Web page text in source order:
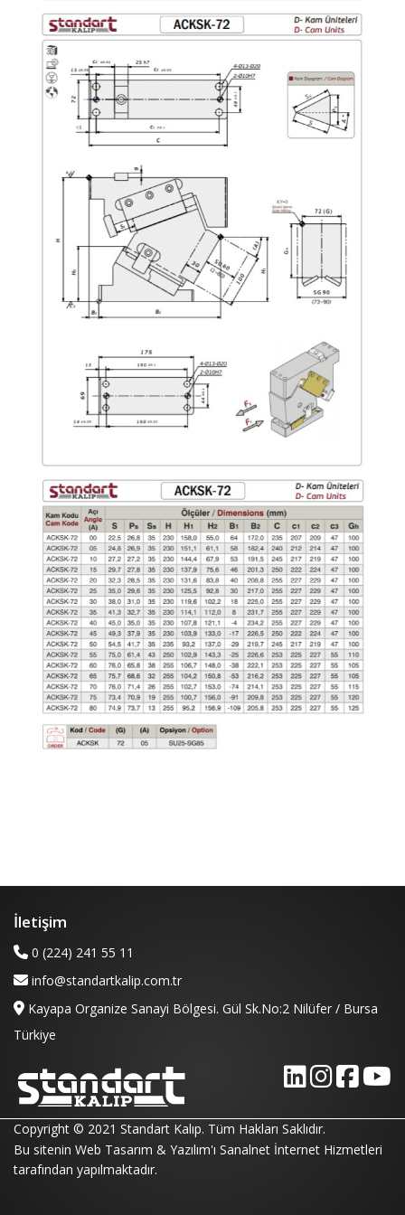
İletişim
0 (224) 241 55 11
info@standartkalip.com.tr
Kayapa Organize Sanayi Bölgesi. Gül Sk.No:2 Nilüfer / Bursa
Türkiye
Copyright © 2021 Standart Kalıp. Tüm Hakları Saklıdır.
Bu sitenin Web Tasarım & Yazılım'ı Sanalnet İnternet Hizmetleri
tarafından yapılmaktadır.